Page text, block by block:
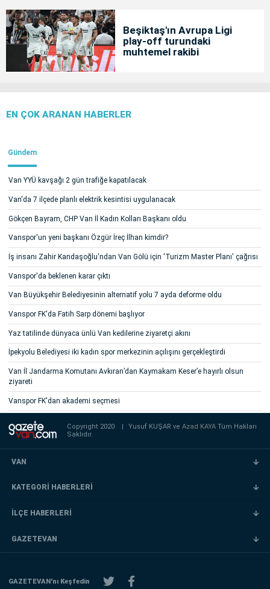
Beşiktaş'ın Avrupa Ligi
play-off turundaki
muhtemel rakibi
EN ÇOK ARANAN HABERLER
Gündem
Van YYÜ kavşağı 2 gün trafiğe kapatılacak
Van'da 7 ilçede planlı elektrik kesintisi uygulanacak
Gökçen Bayram, CHP Van İl Kadın Kolları Başkanı oldu
Vanspor'un yeni başkanı Özgür İreç İlhan kimdir?
İş insanı Zahir Kandaşoğlu'ndan Van Gölü için 'Turizm Master Planı' çağrısı
Vanspor'da beklenen karar çıktı
Van Büyükşehir Belediyesinin alternatif yolu 7 ayda deforme oldu
Vanspor FK'da Fatih Sarp dönemi başlıyor
Yaz tatilinde dünyaca ünlü Van kedilerine ziyaretçi akını
İpekyolu Belediyesi iki kadın spor merkezinin açılışını gerçekleştirdi
Van İl Jandarma Komutanı Avkıran’dan Kaymakam Keser’e hayırlı olsun
ziyareti
Vanspor FK'dan akademi seçmesi
Copyright 2020 Yusuf KUŞAR veAzad KAYATüm Hakları
Saklıdır.
VAN
KATEGORİ HABERLERİ
İLÇE HABERLERİ
GAZETEVAN
GAZETEVAN'nı Keşfedin